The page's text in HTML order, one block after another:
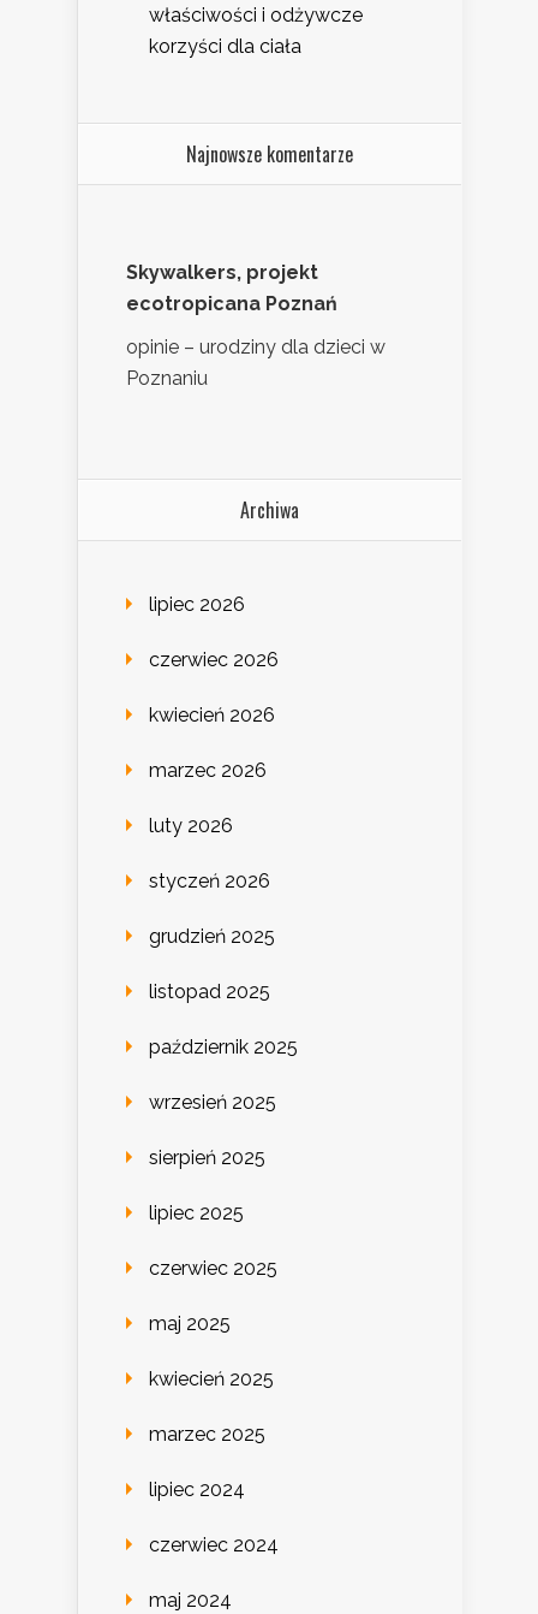
właściwości i odżywcze
korzyści dla ciała
Najnowsze komentarze
Skywalkers, projekt
ecotropicana Poznań
opinie – urodziny dla dzieci w
Poznaniu
Archiwa
lipiec 2026
czerwiec 2026
kwiecień 2026
marzec 2026
luty 2026
styczeń 2026
grudzień 2025
listopad 2025
październik 2025
wrzesień 2025
sierpień 2025
lipiec 2025
czerwiec 2025
maj 2025
kwiecień 2025
marzec 2025
lipiec 2024
czerwiec 2024
maj 2024